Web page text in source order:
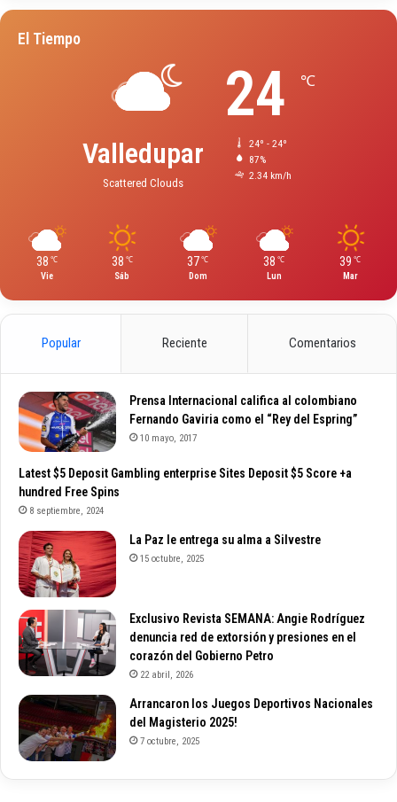
El Tiempo
Valledupar
Scattered Clouds
24 ℃
24º - 24º
87%
2.34 km/h
38 ℃
Vie
38 ℃
Sáb
37 ℃
Dom
38 ℃
Lun
39 ℃
Mar
Popular Reciente Comentarios
Prensa Internacional califica al colombiano
Fernando Gaviria como el “Rey del Espring”
10 mayo, 2017
Latest $5 Deposit Gambling enterprise Sites Deposit $5 Score +a
hundred Free Spins
8 septiembre, 2024
La Paz le entrega su alma a Silvestre
15 octubre, 2025
Exclusivo Revista SEMANA: Angie Rodríguez
denuncia red de extorsión y presiones en el
corazón del Gobierno Petro
22 abril, 2026
Arrancaron los Juegos Deportivos Nacionales
del Magisterio 2025!
7 octubre, 2025